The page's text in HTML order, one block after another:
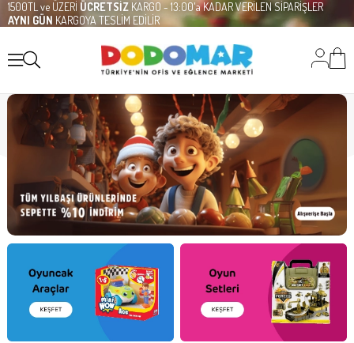
1500TL ve ÜZERİ ÜCRETSİZ KARGO - 13:00'a KADAR VERİLEN SİPARİŞLER
AYNI GÜN KARGOYA TESLİM EDİLİR